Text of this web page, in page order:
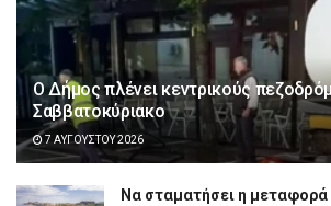
Ο Δήμος πλένει κεντρικούς
Σαββατοκύριακο
7 ΑΥΓΟΎΣΤΟΥ 2026
Να σταματήσει η